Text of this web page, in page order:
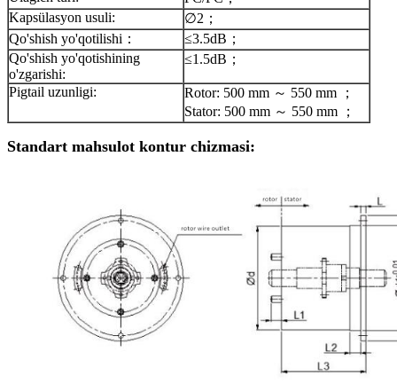
Kapsülasyon usuli:
∅2；
Qo'shish yo'qotilishi：
≤3.5dB；
Qo'shish yo'qotishining
o'zgarishi:
≤1.5dB；
Pigtail uzunligi:
Rotor: 500 mm ～ 550 mm ；
Stator: 500 mm ～ 550 mm ；
Standart mahsulot kontur chizmasi: